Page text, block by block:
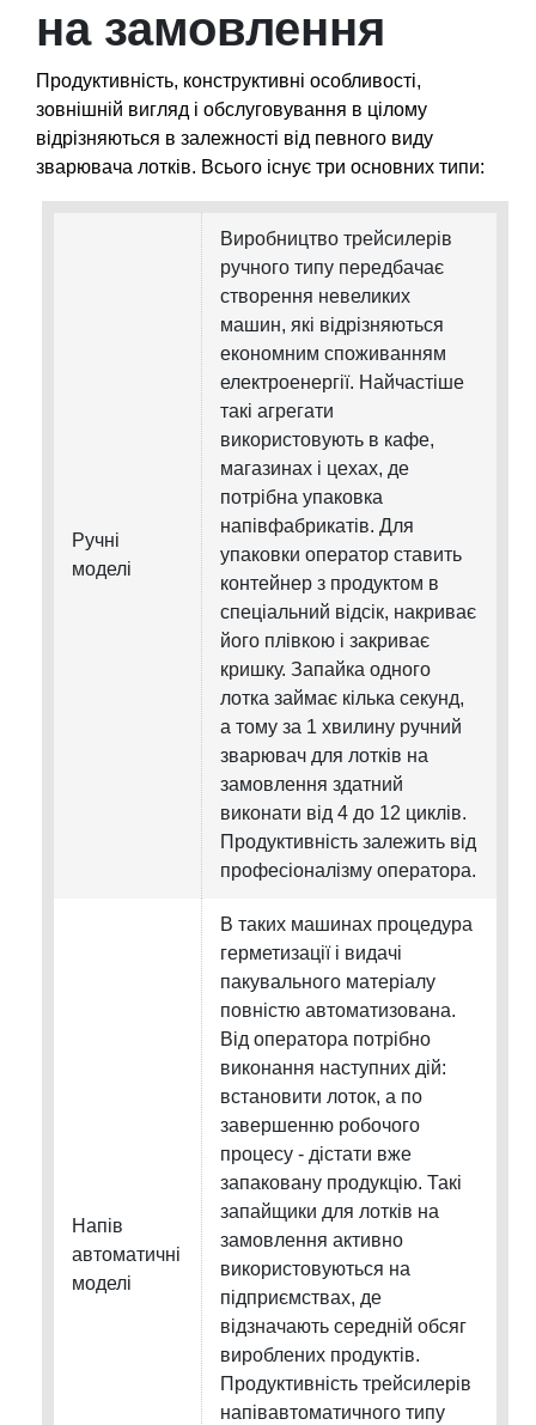
на замовлення
Продуктивність, конструктивні особливості,
зовнішній вигляд і обслуговування в цілому
відрізняються в залежності від певного виду
зварювача лотків. Всього існує три основних типи:
Ручні
моделі
Виробництво трейсилерів
ручного типу передбачає
створення невеликих
машин, які відрізняються
економним споживанням
електроенергії. Найчастіше
такі агрегати
використовують в кафе,
магазинах і цехах, де
потрібна упаковка
напівфабрикатів. Для
упаковки оператор ставить
контейнер з продуктом в
спеціальний відсік, накриває
його плівкою і закриває
кришку. Запайка одного
лотка займає кілька секунд,
а тому за 1 хвилину ручний
зварювач для лотків на
замовлення здатний
виконати від 4 до 12 циклів.
Продуктивність залежить від
професіоналізму оператора.
Напів
автоматичні
моделі
В таких машинах процедура
герметизації і видачі
пакувального матеріалу
повністю автоматизована.
Від оператора потрібно
виконання наступних дій:
встановити лоток, а по
завершенню робочого
процесу - дістати вже
запаковану продукцію. Такі
запайщики для лотків на
замовлення активно
використовуються на
підприємствах, де
відзначають середній обсяг
вироблених продуктів.
Продуктивність трейсилерів
напівавтоматичного типу